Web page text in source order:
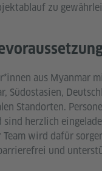
zu
aus Myanmar
Südostasien,
Standorten.
herzlich
wird dafür
und